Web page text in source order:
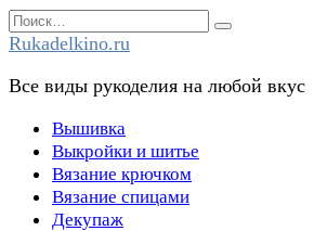
Перейти
к
Search
for:
Rukadelkino.ru
Все виды рукоделия на любой вкус
Вышивка
Выкройки и шитье
Вязание крючком
Вязание спицами
Декупаж